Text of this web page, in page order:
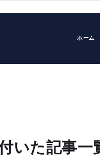
ホーム
いた記事一